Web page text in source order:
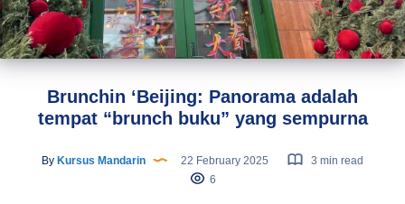
Brunchin ‘Beijing: Panorama adalah
tempat “brunch buku” yang sempurna
By Kursus Mandarin 22 February 2025
3 min read
6